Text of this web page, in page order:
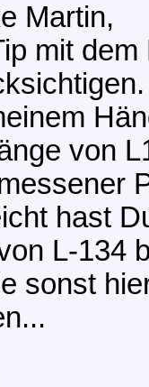
Martin,
mit
von
hast
L-134
sonst